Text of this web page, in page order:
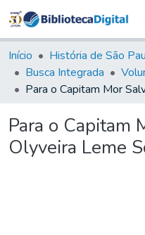
Início História de São
Busca Integrada
Para o Capitam
Olyveira Leme